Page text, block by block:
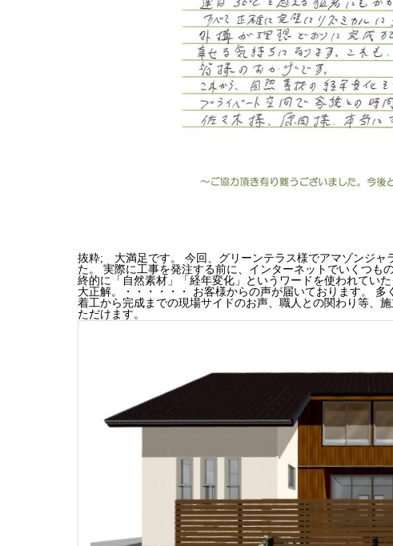
抜粋; 大満足です。 今回、グリーンテラス様でアマゾンジャ
た。
実際に工事を発注する前に、インターネットでいくつも
終的に「自然素材」「経年変化」というワードを使われてい
大正解。・・・・・・
お客様からの声が届いております。
着工から完成までの現場サイドのお声、職人との関わり等、
ただけます。